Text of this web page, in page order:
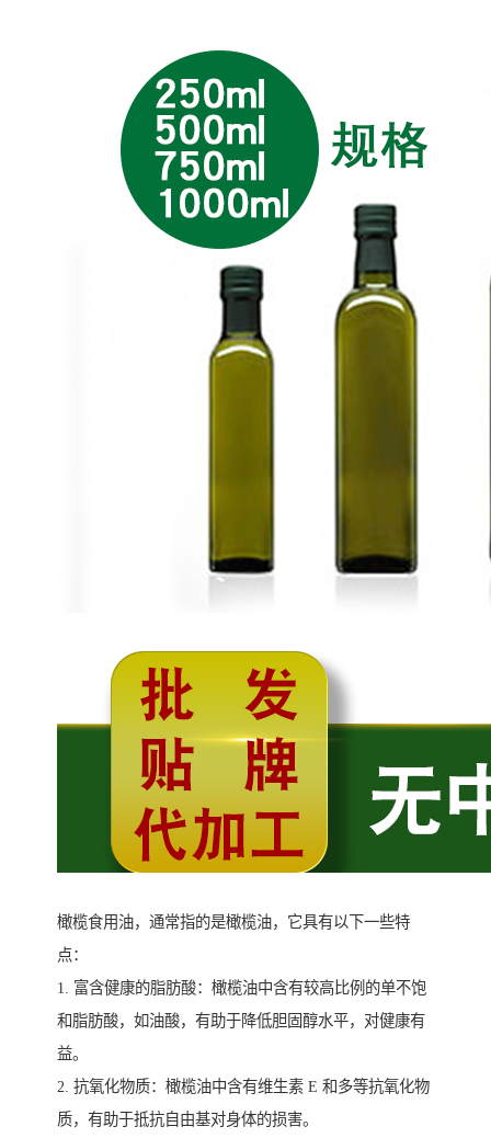
橄榄食用油，通常指的是橄榄油，它具有以下一些特
点：
1. 富含健康的脂肪酸：橄榄油中含有较高比例的单不饱
和脂肪酸，如油酸，有助于降低胆固醇水平，对健康有
益。
2. 抗氧化物质：橄榄油中含有维生素 E 和多等抗氧化物
质，有助于抵抗自由基对身体的损害。